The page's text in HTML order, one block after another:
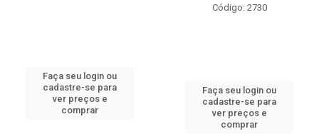
Faça seu login ou
cadastre-se para
ver preços e
comprar
Código: 2730
Faça seu login ou
cadastre-se para
ver preços e
comprar